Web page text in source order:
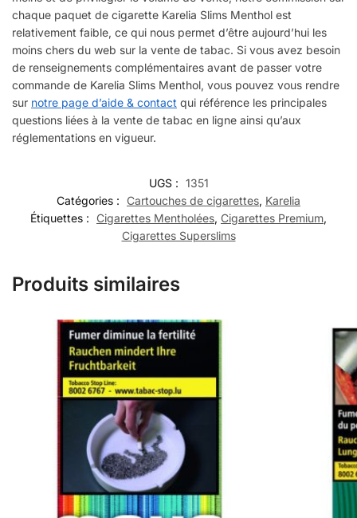
chaque paquet de cigarette Karelia Slims Menthol est
relativement faible, ce qui nous permet d’être aujourd’hui les
moins chers du web sur la vente de tabac. Si vous avez besoin
de renseignements complémentaires avant de passer votre
commande de Karelia Slims Menthol, vous pouvez vous rendre
sur notre page d’aide & contact qui référence les principales
questions liées à la vente de tabac en ligne ainsi qu’aux
réglementations en vigueur.
UGS : 1351
Catégories :
Cartouches de cigarettes, Karelia
Étiquettes :
Cigarettes Mentholées, Cigarettes Premium,
Cigarettes Superslims
Produits similaires